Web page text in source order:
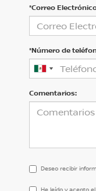
*Correo
*Número de
Comentarios:
Deseo recibir
He
He leído y acepto el